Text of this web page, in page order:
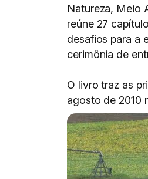
Natureza, Meio
reúne 27
desafios para a
cerimônia de
O livro traz as
agosto de 2010